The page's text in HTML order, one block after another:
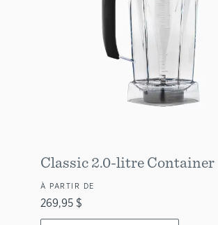
Classic 2.0-litre Container
À PARTIR DE
269,95 $